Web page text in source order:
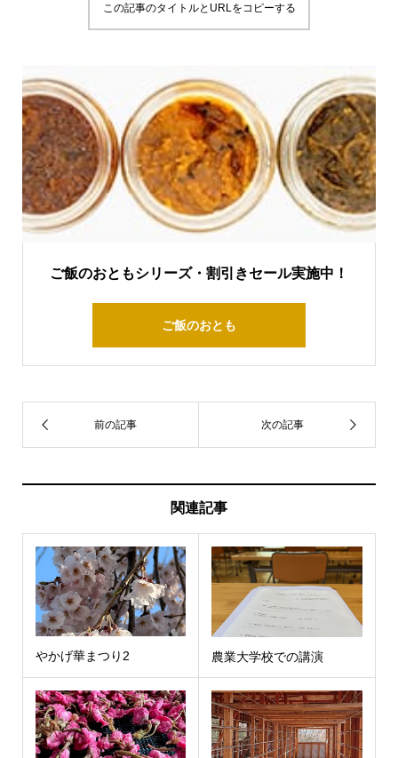
この記事のタイトルとURLをコピーする
ご飯のおともシリーズ・割引きセール実施中！
ご飯のおとも
関連記事
やかげ華まつり2 農業大学校での講演